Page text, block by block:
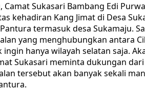
Camat Sukasari Bambang Edi
kehadiran Kang Jimat di Desa
termasuk desa Sukamaju.
yang menghubungkan antara
ingin hanya wilayah selatan saja.
Sukasari meminta dukungan
tersebut akan banyak sekali